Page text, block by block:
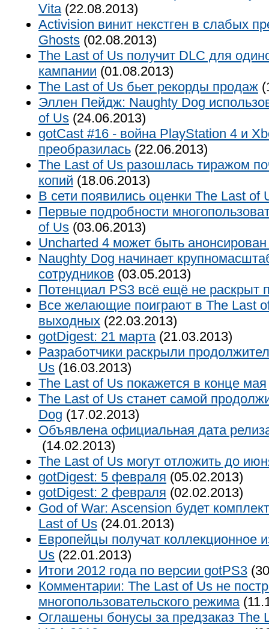
Vita(22.08.2013)
Activision винит некстген в слабых
Ghosts (02.08.2013)
The Last of Us получит DLC для
кампании (01.08.2013)
The Last of Us бьет рекорды продаж
Эллен Пейдж: Naughty Dog
of Us (24.06.2013)
gotCast #16 - война PlayStation 4 и
преобразилась (22.06.2013)
The Last of Us разошлась тиражом
копий (18.06.2013)
В сети появились оценки The Last of
Первые подробности
of Us (03.06.2013)
Uncharted 4 может быть анонсирован
Naughty Dog начинает
сотрудников (03.05.2013)
Потенциал PS3 всё ещё не раскрыт
Все желающие поиграют в The Last
выходных (22.03.2013)
gotDigest: 21 марта(21.03.2013)
Разработчики раскрыли
Us (16.03.2013)
The Last of Us покажется в конце мая
The Last of Us станет самой
Dog (17.02.2013)
Объявлена официальная дата
(14.02.2013)
The Last of Us могут отложить до
gotDigest: 5 февраля (05.02.2013)
gotDigest: 2 февраля (02.02.2013)
God of War: Ascension будет
Last of Us (24.01.2013)
Европейцы получат коллекционное
Us (22.01.2013)
Итоги 2012 года по версии gotPS3
Комментарии: The Last of Us не
многопользовательского режима
Оглашены бонусы за предзаказ The